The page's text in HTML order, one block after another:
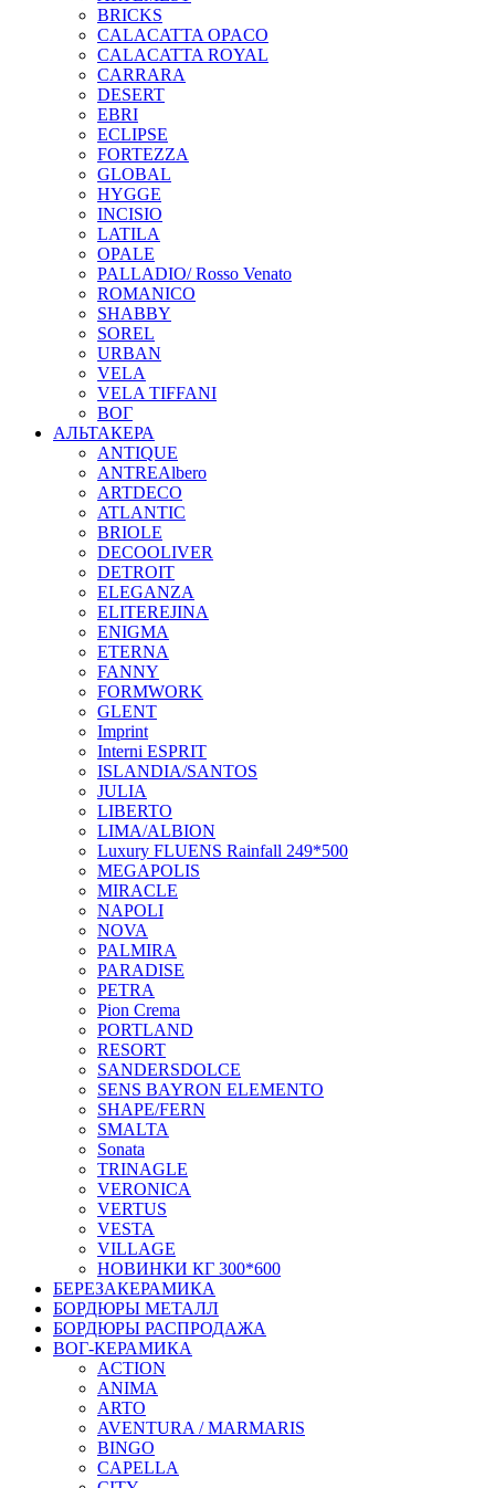
BRICKS
CALACATTA OPACO
CALACATTA ROYAL
CARRARA
DESERT
EBRI
ECLIPSE
FORTEZZA
GLOBAL
HYGGE
INCISIO
LATILA
OPALE
PALLADIO/ Rosso Venato
ROMANICO
SHABBY
SOREL
URBAN
VELA
VELA TIFFANI
ВОГ
АЛЬТАКЕРА
ANTIQUE
ANTREAlbero
ARTDECO
ATLANTIC
BRIOLE
DECOOLIVER
DETROIT
ELEGANZA
ELITEREJINA
ENIGMA
ETERNA
FANNY
FORMWORK
GLENT
Imprint
Interni ESPRIT
ISLANDIA/SANTOS
JULIA
LIBERTO
LIMA/ALBION
Luxury FLUENS Rainfall 249*500
MEGAPOLIS
MIRACLE
NAPOLI
NOVA
PALMIRA
PARADISE
PETRA
Pion Crema
PORTLAND
RESORT
SANDERSDOLCE
SENS BAYRON ELEMENTO
SHAPE/FERN
SMALTA
Sonata
TRINAGLE
VERONICA
VERTUS
VESTA
VILLAGE
НОВИНКИ КГ 300*600
БЕРЕЗАКЕРАМИКА
БОРДЮРЫ МЕТАЛЛ
БОРДЮРЫ РАСПРОДАЖА
ВОГ-КЕРАМИКА
ACTION
ANIMA
ARTO
AVENTURA / MARMARIS
BINGO
CAPELLA